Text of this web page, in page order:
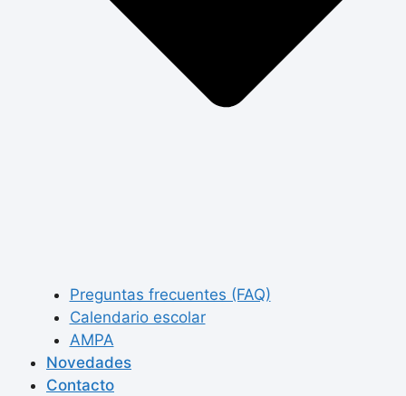
Preguntas frecuentes (FAQ)
Calendario escolar
AMPA
Novedades
Contacto